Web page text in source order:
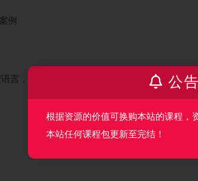
例
言，掌握基础语法结构、变量声明和命名规则
公
根据资源的价值可换购本站的课程，
本站任何课程包更新至完结！